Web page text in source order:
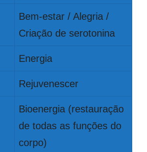
Bem-estar / Alegria /
Criação de serotonina
Energia
Rejuvenescer
Bioenergia (restauração
de todas as funções do
corpo)